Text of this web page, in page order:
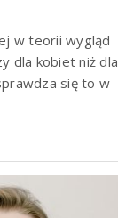
w teorii wygląd
dla kobiet niż dla
się to w